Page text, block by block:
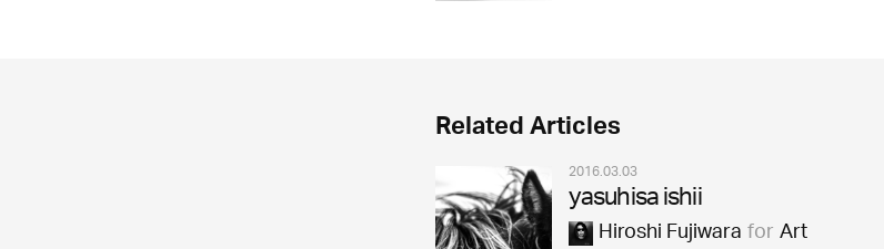
Related Articles
2016.03.03
yasuhisa ishii
Hiroshi FujiwaraforArt